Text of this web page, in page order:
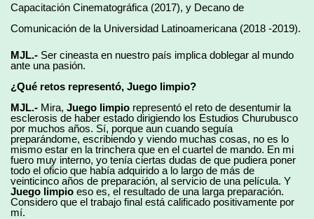
Capacitación Cinematográfica (2017), y Decano de
Comunicación de la Universidad Latinoamericana (2018 -2019).
MJL.- Ser cineasta en nuestro país implica doblegar al mundo
ante una pasión.
¿Qué retos representó, Juego limpio?
MJL.- Mira, Juego limpio representó el reto de desentumir la
esclerosis de haber estado dirigiendo los Estudios Churubusco
por muchos años. Sí, porque aun cuando seguía
preparándome, escribiendo y viendo muchas cosas, no es lo
mismo estar en la trinchera que en el cuartel de mando. En mi
fuero muy interno, yo tenía ciertas dudas de que pudiera poner
todo el oficio que había adquirido a lo largo de más de
veinticinco años de preparación, al servicio de una película. Y
Juego limpio eso es, el resultado de una larga preparación.
Considero que el trabajo final está calificado positivamente por
mí.